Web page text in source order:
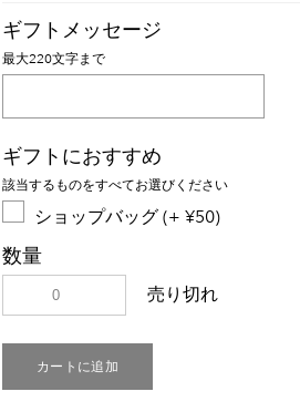
ギフトメッセージ
最大220文字まで
ギフトにおすすめ
該当するものをすべてお選びください
ショップバッグ (+ ¥50)
数量
売り切れ
カートに追加